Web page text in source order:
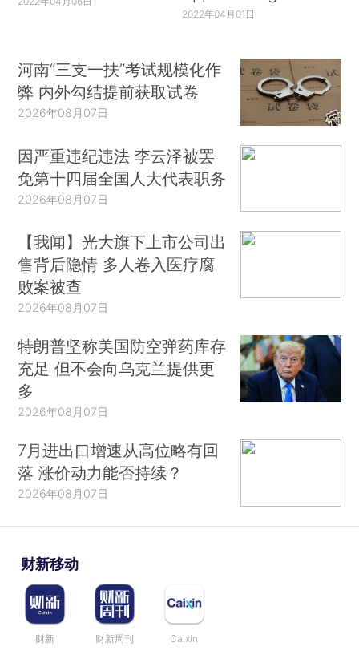
2022年04月01日
河南“三支一扶”考试规模化作
弊 内外勾结提前获取试卷
2026年08月07日
因严重违纪违法 李云泽被罢
免第十四届全国人大代表职务
2026年08月07日
【我闻】光大旗下上市公司出
售背后隐情 多人卷入医疗腐
败案被查
2026年08月07日
特朗普坚称美国防空弹药库存
充足 但不会向乌克兰提供更
多
2026年08月07日
7月进出口增速从高位略有回
落 涨价动力能否持续？
2026年08月07日
财新移动
财新 财新周刊 Caixin